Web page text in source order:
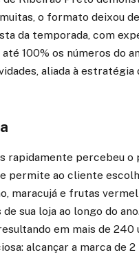
o formato deixou
da temporada, com
100% os números do
aliada à
rapidamente percebeu
permite ao cliente
maracujá e frutas
sua loja ao longo do
em mais de 240
alcançar a marca de 2